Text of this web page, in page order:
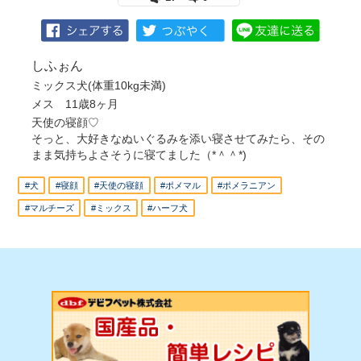
しふぉん
ミックス犬(体重10kg未満)
メス 11歳8ヶ月
天使の寝顔♡
そっと、大好きなぬいぐるみを添い寝させてみたら、その
まま気持ちよさそうに寝てました（*＾＾*)
#犬 #寝顔 #天使の寝顔 #ポメマル #ポメラニアン
#マルチーズ #ミックス #ハーフ犬